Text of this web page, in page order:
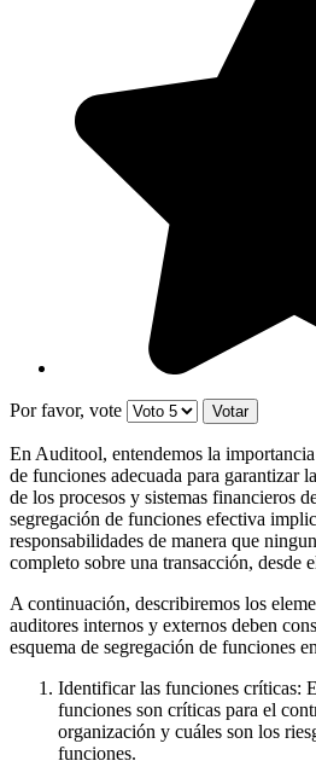
Por favor, vote
En Auditool, entendemos la
de funciones adecuada para garantizar
de los procesos y sistemas financieros
segregación de funciones efectiva
responsabilidades de manera que
completo sobre una transacción, desde
A continuación, describiremos los
auditores internos y externos deben
esquema de segregación de funciones
Identificar las funciones críticas:
funciones son críticas para el
organización y cuáles son los
funciones.